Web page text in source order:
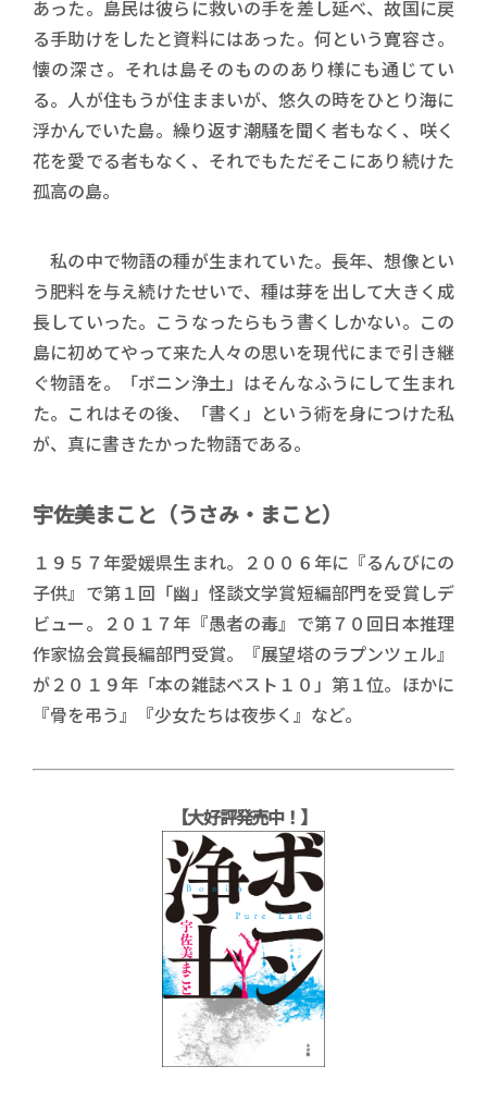
あった。島民は彼らに救いの手を差し延べ、故国に戻
る手助けをしたと資料にはあった。何という寛容さ。
懐の深さ。それは島そのもののあり様にも通じてい
る。人が住もうが住ままいが、悠久の時をひとり海に
浮かんでいた島。繰り返す潮騒を聞く者もなく、咲く
花を愛でる者もなく、それでもただそこにあり続けた
孤高の島。
私の中で物語の種が生まれていた。長年、想像とい
う肥料を与え続けたせいで、種は芽を出して大きく成
長していった。こうなったらもう書くしかない。この
島に初めてやって来た人々の思いを現代にまで引き継
ぐ物語を。「ボニン浄土」はそんなふうにして生まれ
た。これはその後、「書く」という術を身につけた私
が、真に書きたかった物語である。
宇佐美まこと（うさみ・まこと）
１９５７年愛媛県生まれ。２００６年に『るんびにの
子供』で第１回「幽」怪談文学賞短編部門を受賞しデ
ビュー。２０１７年『愚者の毒』で第７０回日本推理
作家協会賞長編部門受賞。『展望塔のラプンツェル』
が２０１９年「本の雑誌ベスト１０」第１位。ほかに
『骨を弔う』『少女たちは夜歩く』など。
【大好評発売中！】